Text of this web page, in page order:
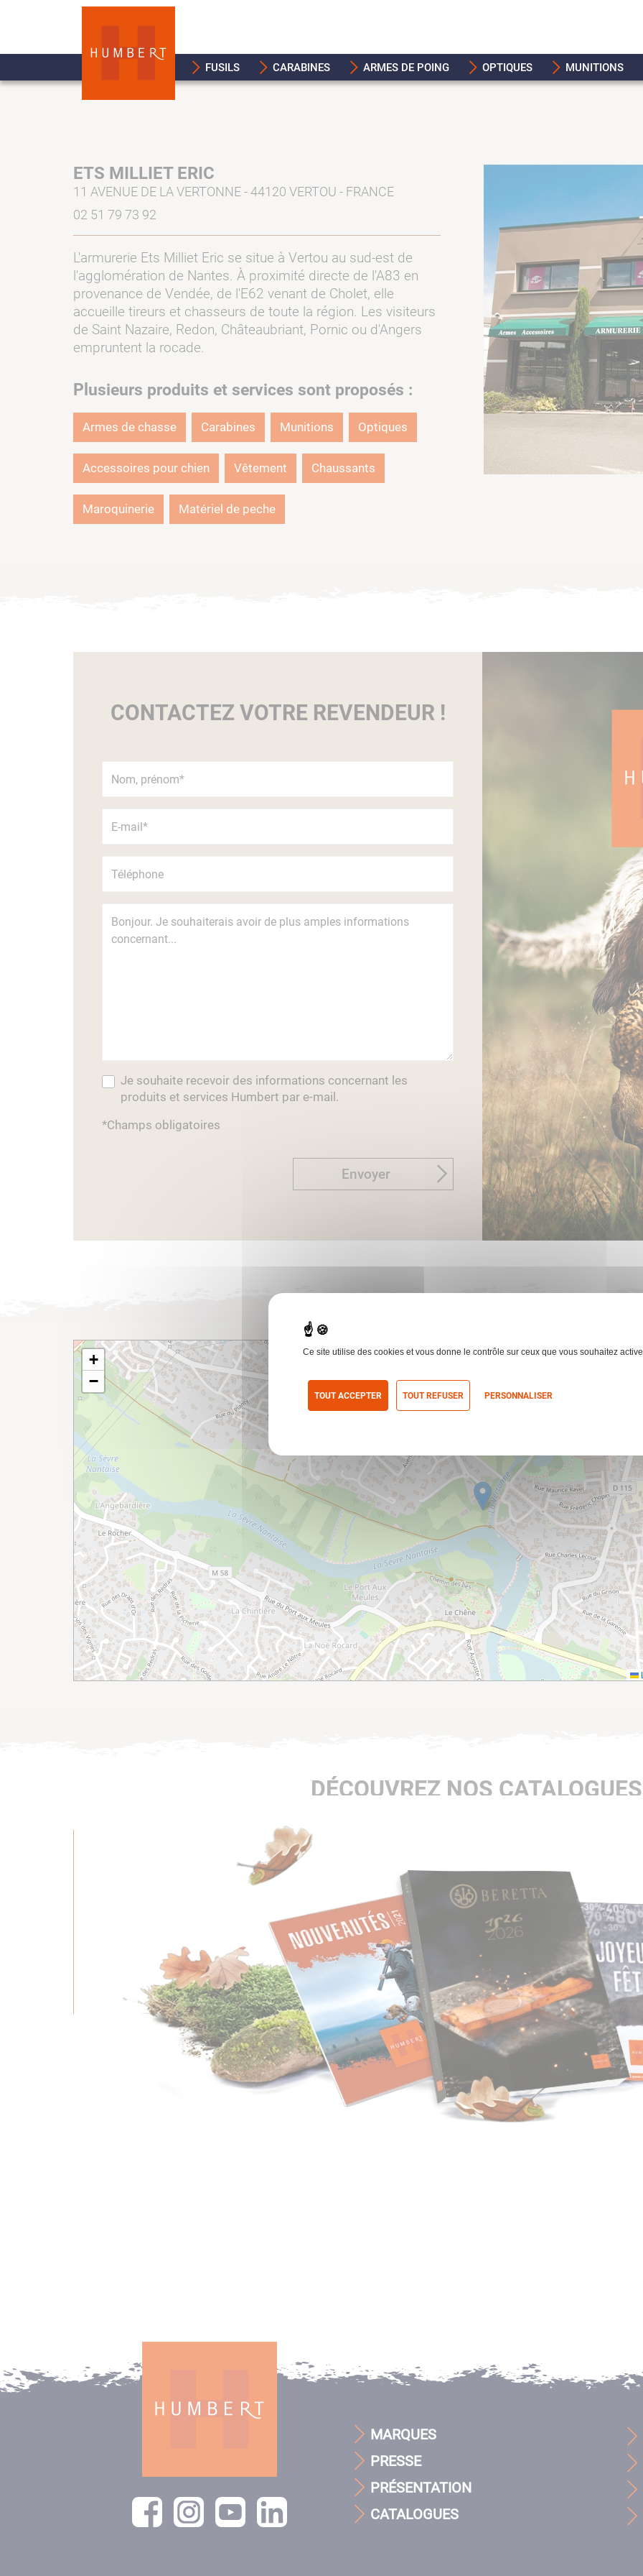
FUSILS CARABINES ARMES DE POING OPTIQUES MUNITIONS
ETS MILLIET ERIC
11 AVENUE DE LA VERTONNE - 44120 VERTOU - FRANCE
02 51 79 73 92
L'armurerie Ets Milliet Eric se situe à Vertou au sud-est de
l'agglomération de Nantes. À proximité directe de l'A83 en
provenance de Vendée, de l'E62 venant de Cholet, elle
accueille tireurs et chasseurs de toute la région. Les visiteurs
de Saint Nazaire, Redon, Châteaubriant, Pornic ou d'Angers
empruntent la rocade.
Plusieurs produits et services sont proposés :
Armes de chasse Carabines Munitions Optiques
Accessoires pour chien Vêtement Chaussants
Maroquinerie Matériel de peche
CONTACTEZ VOTRE REVENDEUR !
Je souhaite recevoir des informations concernant les
produits et services Humbert par e-mail.
*Champs obligatoires
Envoyer
+
−
DÉCOUVREZ NOS
MARQUES
PRESSE
PRÉSENTATION
CATALOGUES
Ce site utilise des cookies et vous donne le contrôle sur ceux que vous souhaitez
TOUT ACCEPTER TOUT REFUSER PERSONNALISER